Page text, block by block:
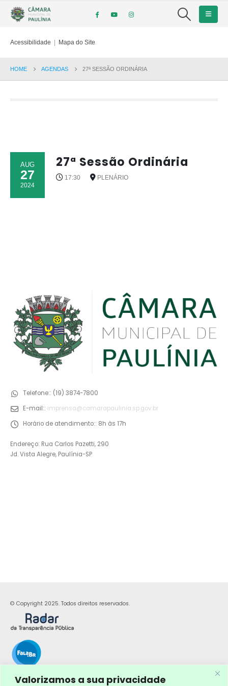
Valorizamos a sua privacidade
Acessibilidade | Mapa do Site
HOME AGENDAS 27ª SESSÃO ORDINÁRIA
AUG
27
2024
27ª Sessão Ordinária
17:30 PLENÁRIO
Telefone:: (19) 3874-7800
E-mail:: imprensa@camarapaulinia.sp.gov.br
Horário de atendimento:: 8h às 17h
Endereço: Rua Carlos Pazetti, 290
Jd. Vista Alegre, Paulínia-SP
© Copyright 2025. Todos direitos reservados.